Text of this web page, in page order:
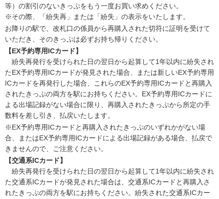
等）の割引のないきっぷをもう一度お買い求めください。
※その際、「紛失再」または「紛失」の表示をいたします。
お降りの駅で、改札口の係員から再購入された切符に証明を受けて
いただき、そのきっぷは必ずお持ち帰りください。
【EX予約専用ICカード】
紛失再発行を受けられた日の翌日から起算して1年以内に紛失され
たEX予約専用ICカードが発見された場合、または新しいEX予約専用
ICカードを再発行した場合、これらのEX予約専用ICカードと再購入
されたきっぷの両方を駅にお持ちください。EX予約専用ICカードに
よる出場記録がない場合に限り、再購入されたきっぷから所定の手
数料を差し引き、払戻いたします。
※EX予約専用ICカードと再購入されたきっぷのいずれかがない場
合、またはEX予約専用ICカードによる出場記録がある場合、払戻で
きませんので、ご注意ください。
【交通系ICカード】
紛失再発行を受けられた日の翌日から起算して1年以内に紛失され
た交通系ICカードが発見された場合は、交通系ICカードと再購入さ
れたきっぷの両方を駅にお持ちください。紛失された交通系ICカー